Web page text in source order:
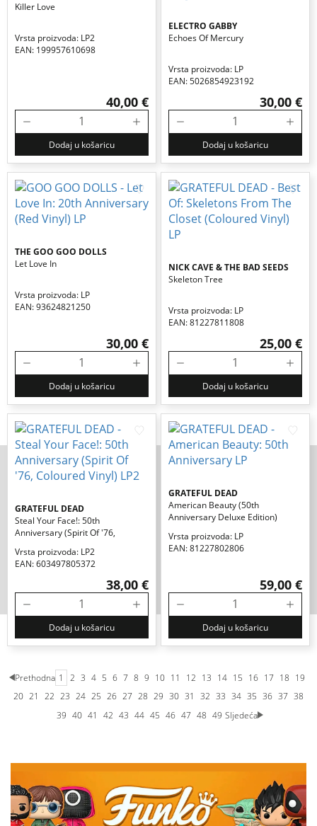
Killer Love
Vrsta proizvoda: LP2
EAN: 199957610698
40,00 €
Dodaj u košaricu
ELECTRO GABBY
Echoes Of Mercury
Vrsta proizvoda: LP
EAN: 5026854923192
30,00 €
Dodaj u košaricu
THE GOO GOO DOLLS
Let Love In
Vrsta proizvoda: LP
EAN: 93624821250
30,00 €
Dodaj u košaricu
NICK CAVE & THE BAD SEEDS
Skeleton Tree
Vrsta proizvoda: LP
EAN: 81227811808
25,00 €
Dodaj u košaricu
GRATEFUL DEAD
Steal Your Face!: 50th
Anniversary (spirit Of '76,
Vrsta proizvoda: LP2
EAN: 603497805372
38,00 €
Dodaj u košaricu
GRATEFUL DEAD
American Beauty (50th
Anniversary Deluxe Edition)
Vrsta proizvoda: LP
EAN: 81227802806
59,00 €
Dodaj u košaricu
Prethodna 1 2 3 4 5 6 7 8 9 10 11 12 13 14 15 16 17 18 19
20 21 22 23 24 25 26 27 28 29 30 31 32 33 34 35 36 37 38
39 40 41 42 43 44 45 46 47 48 49 Sljedeća